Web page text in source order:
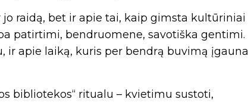
raidą, bet ir apie tai, kaip gimsta kultūriniai
patirtimi, bendruomene, savotiška gentimi.
ir apie laiką, kuris per bendrą buvimą įgauna
bibliotekos“ ritualu – kvietimu sustoti,